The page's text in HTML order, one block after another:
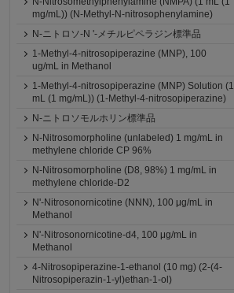
mg/mL)) (N-Methyl-N-nitrosophenylamine)
N-ニトロソ-N '-メチルピペラジン標準品
1-Methyl-4-nitrosopiperazine (MNP), 100
ug/mL in Methanol
1-Methyl-4-nitrosopiperazine (MNP) Solution (1
mL (1 mg/mL)) (1-Methyl-4-nitrosopiperazine)
N-ニトロソモルホリン標準品
N-Nitrosomorpholine (unlabeled) 1 mg/mL in
methylene chloride CP 96%
N-Nitrosomorpholine (D8, 98%) 1 mg/mL in
methylene chloride-D2
N'-Nitrosonornicotine (NNN), 100 μg/mL in
Methanol
N'-Nitrosonornicotine-d4, 100 μg/mL in
Methanol
4-Nitrosopiperazine-1-ethanol (10 mg) (2-(4-
Nitrosopiperazin-1-yl)ethan-1-ol)